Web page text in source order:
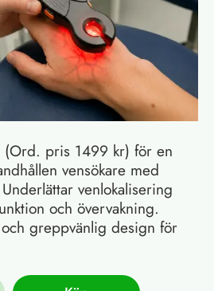
pris 1499 kr) för en
vensökare med
venlokalisering
och övervakning.
greppvänlig design för